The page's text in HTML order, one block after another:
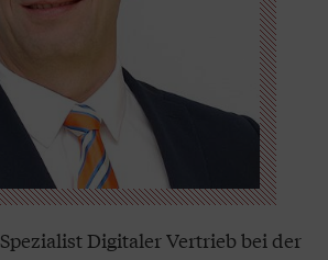
Spezialist Digitaler Vertrieb bei der